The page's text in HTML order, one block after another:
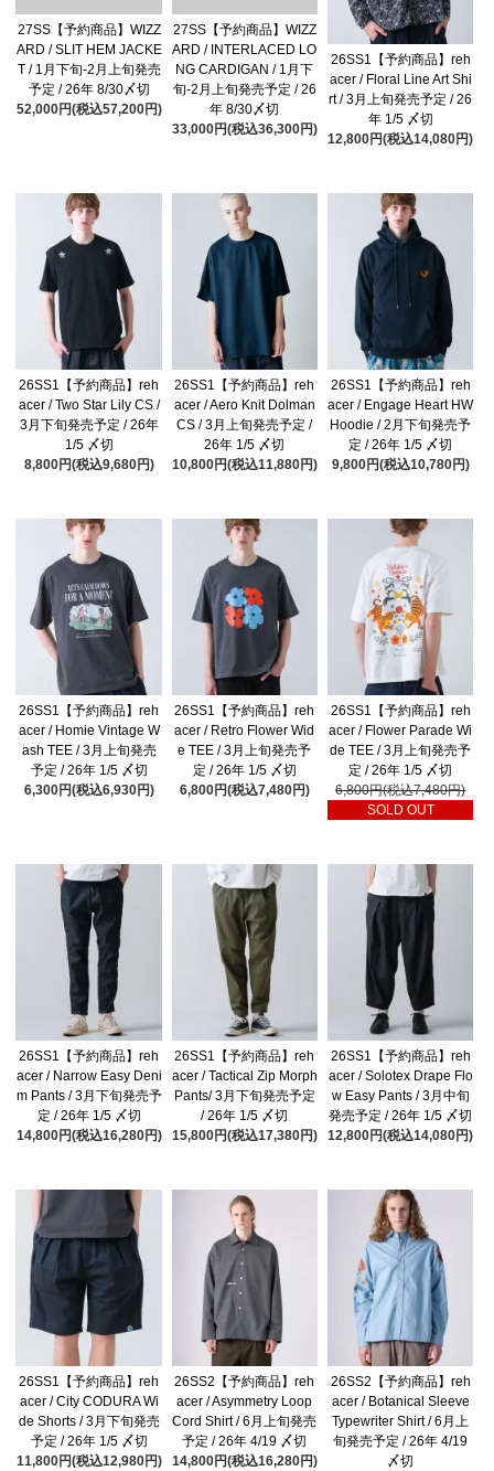
27SS【予約商品】WIZZ
ARD / SLIT HEM JACKE
T / 1月下旬-2月上旬発売
予定 / 26年 8/30〆切
52,000円(税込57,200円)
27SS【予約商品】WIZZ
ARD / INTERLACED LO
NG CARDIGAN / 1月下
旬-2月上旬発売予定 / 26
年 8/30〆切
33,000円(税込36,300円)
26SS1【予約商品】reh
acer / Floral Line Art Shi
rt / 3月上旬発売予定 / 26
年 1/5 〆切
12,800円(税込14,080円)
26SS1【予約商品】reh
acer / Two Star Lily CS /
3月下旬発売予定 / 26年
1/5 〆切
8,800円(税込9,680円)
26SS1【予約商品】reh
acer / Aero Knit Dolman
CS / 3月上旬発売予定 /
26年 1/5 〆切
10,800円(税込11,880円)
26SS1【予約商品】reh
acer / Engage Heart HW
Hoodie / 2月下旬発売予
定 / 26年 1/5 〆切
9,800円(税込10,780円)
26SS1【予約商品】reh
acer / Homie Vintage W
ash TEE / 3月上旬発売
予定 / 26年 1/5 〆切
6,300円(税込6,930円)
26SS1【予約商品】reh
acer / Retro Flower Wid
e TEE / 3月上旬発売予
定 / 26年 1/5 〆切
6,800円(税込7,480円)
26SS1【予約商品】reh
acer / Flower Parade Wi
de TEE / 3月上旬発売予
定 / 26年 1/5 〆切
6,800円(税込7,480円)
SOLD OUT
26SS1【予約商品】reh
acer / Narrow Easy Deni
m Pants / 3月下旬発売予
定 / 26年 1/5 〆切
14,800円(税込16,280円)
26SS1【予約商品】reh
acer / Tactical Zip Morph
Pants/ 3月下旬発売予定
/ 26年 1/5 〆切
15,800円(税込17,380円)
26SS1【予約商品】reh
acer / Solotex Drape Flo
w Easy Pants / 3月中旬
発売予定 / 26年 1/5 〆切
12,800円(税込14,080円)
26SS1【予約商品】reh
acer / City CODURA Wi
de Shorts / 3月下旬発売
予定 / 26年 1/5 〆切
11,800円(税込12,980円)
26SS2【予約商品】reh
acer / Asymmetry Loop
Cord Shirt / 6月上旬発売
予定 / 26年 4/19 〆切
14,800円(税込16,280円)
26SS2【予約商品】reh
acer / Botanical Sleeve
Typewriter Shirt / 6月上
旬発売予定 / 26年 4/19
〆切